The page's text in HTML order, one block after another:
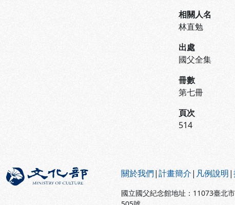
相關人名
林直勉
出處
國父全集
冊數
第七冊
頁次
514
關於我們|計畫簡介| 凡例說明|
國立國父紀念館地址：11073臺北